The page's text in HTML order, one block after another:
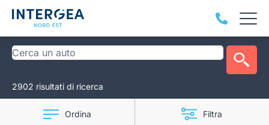
2902 risultati di ricerca
Ordina Filtra